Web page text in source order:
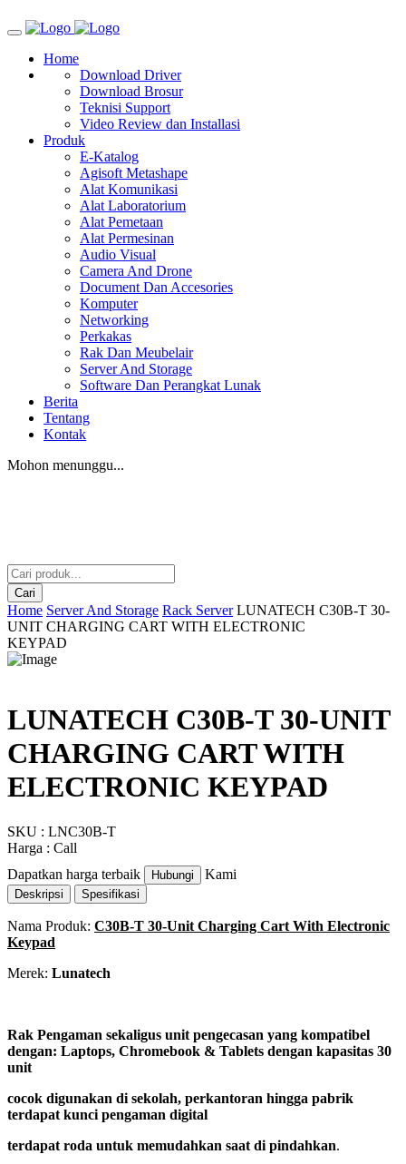
Home
Download Driver
Download Brosur
Teknisi Support
Video Review dan Installasi
Produk
E-Katalog
Agisoft Metashape
Alat Komunikasi
Alat Laboratorium
Alat Pemetaan
Alat Permesinan
Audio Visual
Camera And Drone
Document Dan Accesories
Komputer
Networking
Perkakas
Rak Dan Meubelair
Server And Storage
Software Dan Perangkat Lunak
Berita
Tentang
Kontak
Mohon menunggu...
Cari
Home Server And Storage Rack Server LUNATECH C30B-T 30-
UNIT CHARGING CART WITH ELECTRONIC
KEYPAD
LUNATECH C30B-T 30-UNIT
CHARGING CART WITH
ELECTRONIC KEYPAD
SKU : LNC30B-T
Harga : Call
Dapatkan harga terbaik
Hubungi Kami
Deskripsi Spesifikasi
Nama Produk: C30B-T 30-Unit Charging Cart With Electronic
Keypad
Merek: Lunatech
Rak Pengaman sekaligus unit pengecasan yang kompatibel
dengan: Laptops, Chromebook & Tablets dengan kapasitas 30
unit
cocok digunakan di sekolah, perkantoran hingga pabrik
terdapat kunci pengaman digital
terdapat roda untuk memudahkan saat di pindahkan.